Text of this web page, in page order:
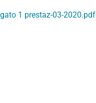
1 prestaz-03-2020.pdf